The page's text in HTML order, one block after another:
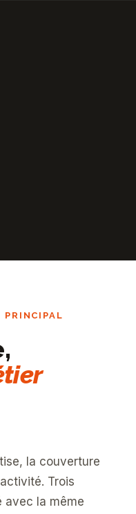
la couverture
Trois
avec la même